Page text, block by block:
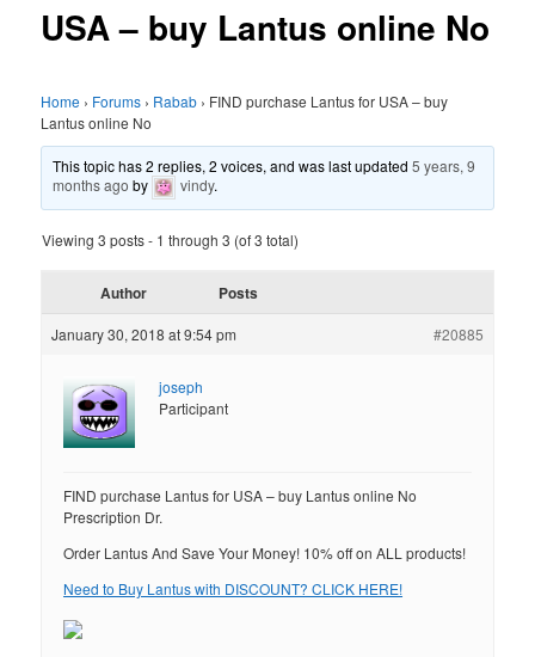
USA – buy Lantus online No
Home › Forums › Rabab › FIND purchase Lantus for USA – buy
Lantus online No
This topic has 2 replies, 2 voices, and was last updated5 years, 9
months ago by vindy.
Viewing 3 posts - 1 through 3 (of 3 total)
Author Posts
January 30, 2018 at 9:54 pm #20885
joseph
Participant
FIND purchase Lantus for USA – buy Lantus online No
Prescription Dr.
Order Lantus And Save Your Money! 10% off on ALL products!
Need to Buy Lantus with DISCOUNT? CLICK HERE!